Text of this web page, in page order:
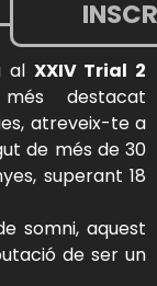
al XXIV Trial 2
destacat
atreveix-te a
de més de 30
superant 18
somni, aquest
de ser un